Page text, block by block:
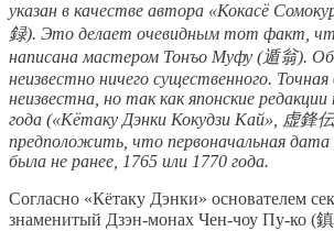
указан в качестве автора «Кокасё
録). Это делает очевидным тот факт,
написана мастером Тонъо Муфу (遁翁). Об
неизвестно ничего существенного.
неизвестна, но так как японские
года («Кётаку Дэнки Кокудзи Кай», 虚
предположить, что первоначальная дата
была не ранее, 1765 или 1770 года.
Согласно «Кётаку Дэнки» основателем
знаменитый Дзэн-монах Чен-чоу Пу-ко (